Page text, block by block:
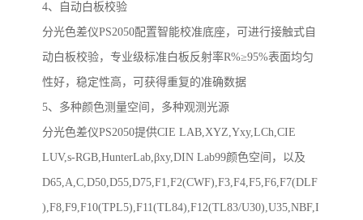
4、自动白板校验
分光色差仪PS2050配置智能校准底座，可进行接触式自
动白板校验，专业级标准白板反射率R%≥95%表面均匀
性好，稳定性高，可获得重复的准确数据
5、多种颜色测量空间，多种观测光源
分光色差仪PS2050提供CIE LAB,XYZ,Yxy,LCh,CIE
LUV,s-RGB,HunterLab,βxy,DIN Lab99颜色空间，以及
D65,A,C,D50,D55,D75,F1,F2(CWF),F3,F4,F5,F6,F7(DLF
),F8,F9,F10(TPL5),F11(TL84),F12(TL83/U30),U35,NBF,I